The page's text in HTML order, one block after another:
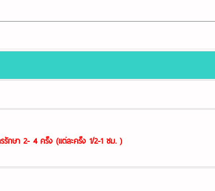
รักษา 2- 4 ครั้ง (แต่ละครั้ง 1/2-1 ชม. )